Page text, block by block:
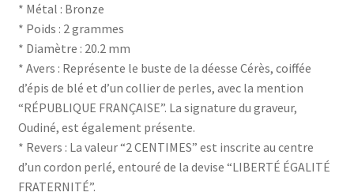
* Métal : Bronze
* Poids : 2 grammes
* Diamètre : 20.2 mm
* Avers : Représente le buste de la déesse Cérès, coiffée
d’épis de blé et d’un collier de perles, avec la mention
“RÉPUBLIQUE FRANÇAISE”. La signature du graveur,
Oudiné, est également présente.
* Revers : La valeur “2 CENTIMES” est inscrite au centre
d’un cordon perlé, entouré de la devise “LIBERTÉ ÉGALITÉ
FRATERNITÉ”.